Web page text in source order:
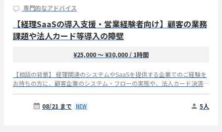
されていたご経験 【お伺いしたいこと】 ① ご経験の会社ではどのような
システム・社内フローおよびマニュアルで経費精算、証憑回収、カード明
細突合、予算管理を行っていたか。特に工数がかかるところはどこか ②
証憑未提出、明細突合、部門別予算管理などで、負荷・リスクが特に大き
い業務は何か ③ 法人カードおよびパーチェシングカードを導入・拡大・
【インタビュー実施概要】 所要時間：1時間 実施時期：8月10日(月)〜 8
専門的なアドバイス
【経理SaaSの導入支援・営業経験者向け】顧客の業務
課題や法人カード等導入の障壁
¥25,000 〜 ¥30,000 / 1時間
【相談の背景】 経理関連のシステムやSaaSを提供する企業でのご経験を
お持ちの方に、顧客企業のシステム・フローの実態や、法人カード決済の
有望セグメントについてお伺いしたいと考えております。 【想定するご
経験】 ① 経理関連プロダクトのシステム・SaaSを提供する国内主要会社
（LayerX、ラクス、マネーフォワード、コンカー、弥生、freee等）での
08/21 まで NEW 5人